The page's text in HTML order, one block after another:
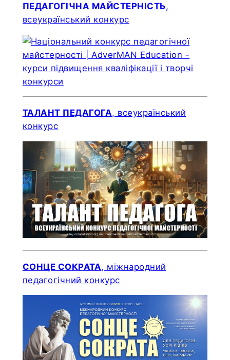
ПЕДАГОГІЧНА МАЙСТЕРНІСТЬ,
всеукраїнський конкурс
ТАЛАНТ ПЕДАГОГА, всеукраїнський
конкурс
СОНЦЕ СОКРАТА, міжнародний
педагогічний конкурс